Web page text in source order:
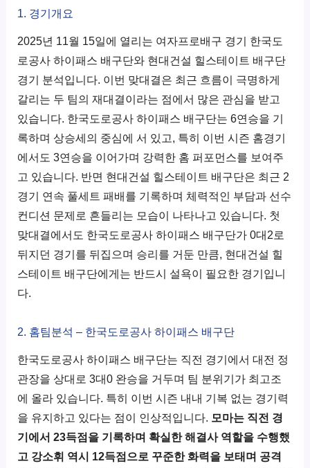
1. 경기개요
2025년 11월 15일에 열리는 여자프로배구 경기 한국도
로공사 하이패스 배구단와 현대건설 힐스테이트 배구단
경기 분석입니다. 이번 맞대결은 최근 흐름이 극명하게
갈리는 두 팀의 재대결이라는 점에서 많은 관심을 받고
있습니다. 한국도로공사 하이패스 배구단는 6연승을 기
록하며 상승세의 중심에 서 있고, 특히 이번 시즌 홈경기
에서도 3연승을 이어가며 강력한 홈 퍼포먼스를 보여주
고 있습니다. 반면 현대건설 힐스테이트 배구단은 최근 2
경기 연속 풀세트 패배를 기록하며 체력적인 부담과 선수
컨디션 문제로 흔들리는 모습이 나타나고 있습니다. 첫
맞대결에서도 한국도로공사 하이패스 배구단가 0대2로
뒤지던 경기를 뒤집으며 승리를 거둔 만큼, 현대건설 힐
스테이트 배구단에게는 반드시 설욕이 필요한 경기입니
다.
2. 홈팀분석 – 한국도로공사 하이패스 배구단
한국도로공사 하이패스 배구단는 직전 경기에서 대전 정
관장을 상대로 3대0 완승을 거두며 팀 분위기가 최고조
에 올라 있습니다. 특히 이번 시즌 내내 기복 없는 경기력
을 유지하고 있다는 점이 인상적입니다. 모마는 직전 경
기에서 23득점을 기록하며 확실한 해결사 역할을 수행했
고 강소휘 역시 12득점으로 꾸준한 화력을 보태며 공격